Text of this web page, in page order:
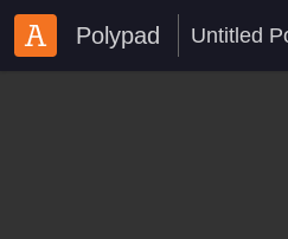
Polypad